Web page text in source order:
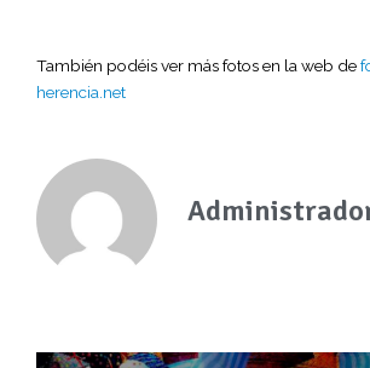
También podéis ver más fotos en la web de
herencia.net